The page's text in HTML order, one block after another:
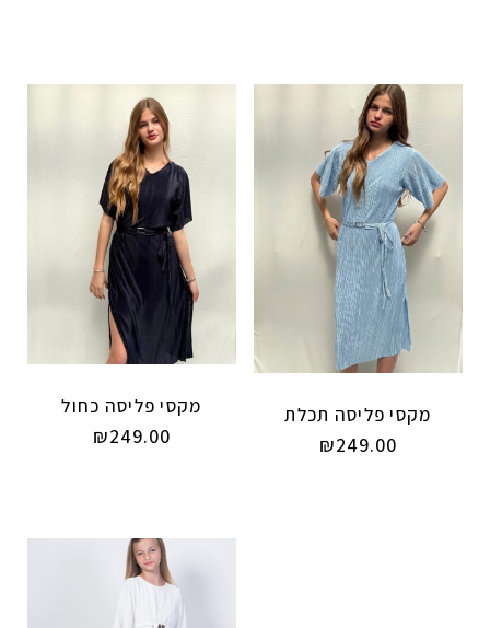
מקסי פליסה תכלת
₪249.00
מקסי פליסה כחול
₪249.00